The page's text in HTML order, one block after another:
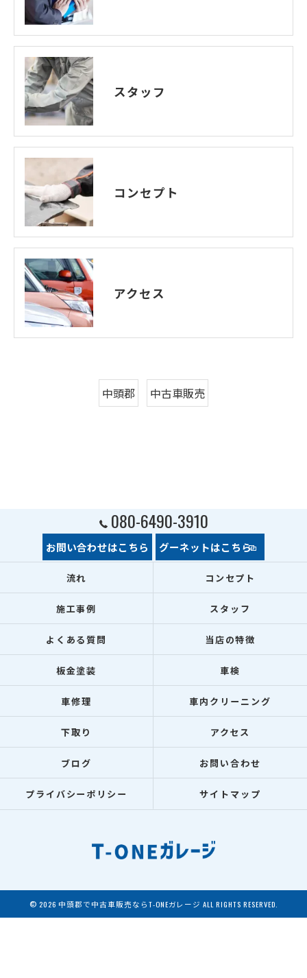
スタッフ
コンセプト
アクセス
中頭郡 中古車販売
080-6490-3910
お問い合わせはこちら グーネットはこちら
流れ コンセプト
施工事例 スタッフ
よくある質問 当店の特徴
板金塗装 車検
車修理 車内クリーニング
下取り アクセス
ブログ お問い合わせ
プライバシーポリシー サイトマップ
© 2026 中頭郡で中古車販売ならT-ONEガレージ ALL RIGHTS RESERVED.